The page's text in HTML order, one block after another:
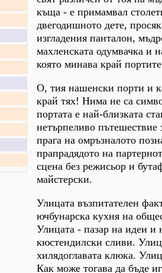
къща - е примамвал
двегодишното дете,
изгладения панталон,
махленската одумвачка и
която минава край
О, тия нашенски порти и
край тях! Нима не са
портата е най-близката
нетърпеливо пътешествие
прага на омръзналото
прапрадядото на
сцена без режисьор и
майстерски.
Улицата възпитателен
ючбунарска кухня на
Улицата - пазар на идеи и
кюстендилски сливи.
хилядоглавата клюка.
Как може тогава да бъде